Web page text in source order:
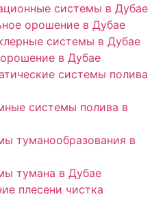
системы в Дубае
орошение в Дубае
системы в Дубае
в Дубае
системы полива
системы полива в
туманообразования в
тумана в Дубае
плесени чистка